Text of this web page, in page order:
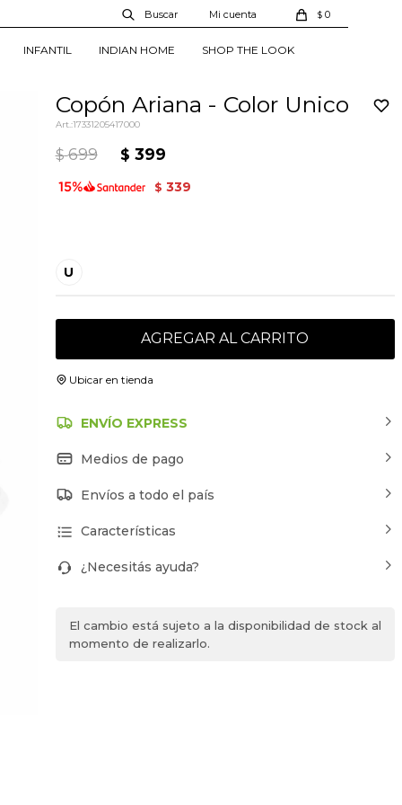
INFANTIL INDIAN HOME SHOP THE LOOK
$ 0
Copón Ariana - Color Unico
17331205417000
$ 699 $ 399
$ 339
U
AGREGAR AL CARRITO
Ubicar en tienda
ENVÍO EXPRESS
Medios de pago
Envíos a todo el país
Características
¿Necesitás ayuda?
El cambio está sujeto a la disponibilidad de stock al
momento de realizarlo.